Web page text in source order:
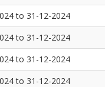
to 31-12-2024
to 31-12-2024
to 31-12-2024
to 31-12-2024